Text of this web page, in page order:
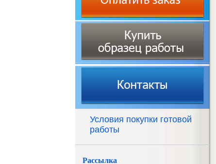
Условия покупки готовой
работы
Рассылка